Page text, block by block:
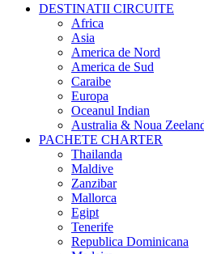
DESTINATII CIRCUITE
Africa
Asia
America de Nord
America de Sud
Caraibe
Europa
Oceanul Indian
Australia & Noua
PACHETE CHARTER
Thailanda
Maldive
Zanzibar
Mallorca
Egipt
Tenerife
Republica Dominicana